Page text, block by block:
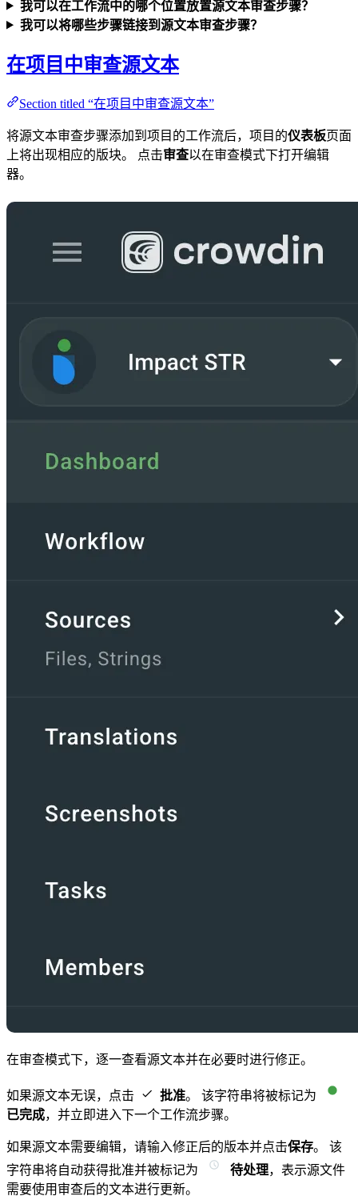
我可以在工作流中的哪个位置放置源文本审查步骤？
我可以将哪些步骤链接到源文本审查步骤？
在项目中审查源文本
Section titled “在项目中审查源文本”
将源文本审查步骤添加到项目的工作流后，项目的仪表板页面
上将出现相应的版块。 点击审查以在审查模式下打开编辑
器。
在审查模式下，逐一查看源文本并在必要时进行修正。
如果源文本无误，点击 批准。 该字符串将被标记为
已完成，并立即进入下一个工作流步骤。
如果源文本需要编辑，请输入修正后的版本并点击保存。 该
字符串将自动获得批准并被标记为
待处理，表示源文件
需要使用审查后的文本进行更新。